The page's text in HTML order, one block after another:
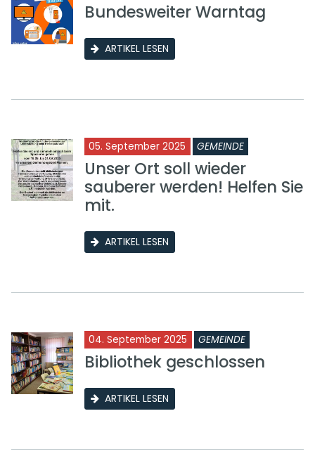
Bundesweiter Warntag
ARTIKEL LESEN
05. September 2025 GEMEINDE
Unser Ort soll wieder
sauberer werden! Helfen Sie
mit.
ARTIKEL LESEN
04. September 2025 GEMEINDE
Bibliothek geschlossen
ARTIKEL LESEN